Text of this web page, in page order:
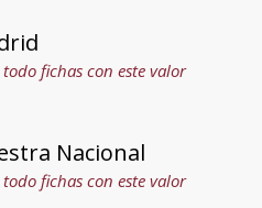
todo fichas con este valor
Nacional
todo fichas con este valor